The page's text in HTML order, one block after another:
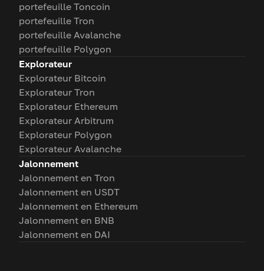
portefeuille Toncoin
portefeuille Tron
portefeuille Avalanche
portefeuille Polygon
Explorateur
Explorateur Bitcoin
Explorateur Tron
Explorateur Ethereum
Explorateur Arbitrum
Explorateur Polygon
Explorateur Avalanche
Jalonnement
Jalonnement en Tron
Jalonnement en USDT
Jalonnement en Ethereum
Jalonnement en BNB
Jalonnement en DAI